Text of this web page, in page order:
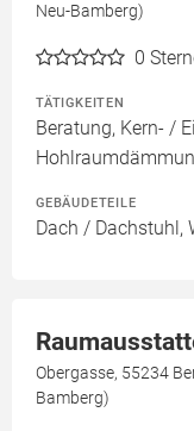
Neu-Bamberg)
0
TÄTIGKEITEN
Beratung, Kern- /
GEBÄUDETEILE
Dach / Dachstuhl,
Obergasse, 55234
Bamberg)